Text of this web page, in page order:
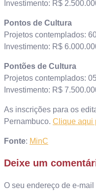
Investimento: R$
Pontos de Cultura
Projetos contemplados:
Investimento: R$
Pontões de Cultura
Projetos contemplados:
Investimento: R$
As inscrições para os
Pernambuco. Clique aqui
Fonte: MinC
Deixe um
O seu endereço de e-